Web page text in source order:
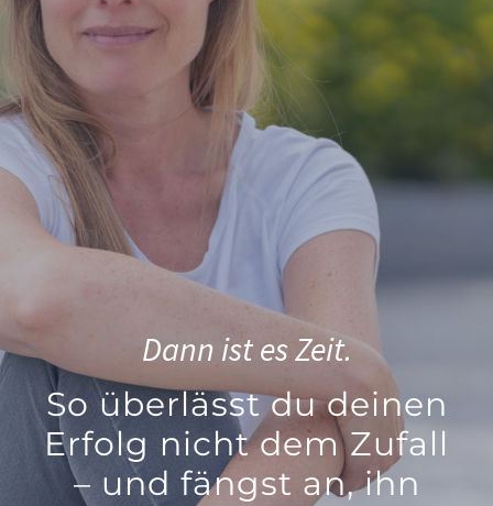
Dann ist es Zeit.
So überlässt du deinen
Erfolg nicht dem Zufall
– und fängst an, ihn